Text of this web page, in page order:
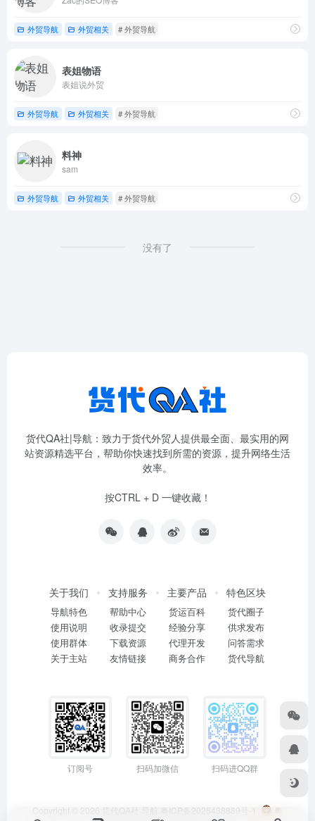
外贸导航 外贸相关 # 外贸导航
表姐物语
表姐说外贸
外贸导航 外贸相关 # 外贸导航
料神
sam
外贸导航 外贸相关 # 外贸导航
没有了
货代QA社|导航：致力于货代外贸人提供最全面、最实用的网
站资源精选平台，帮助你快速找到所需的资源，提升网络生活
效率。
按CTRL + D 一键收藏！
关于我们
导航特色
使用说明
使用群体
关于主站
支持服务
帮助中心
收录提交
下载资源
友情链接
主要产品
货运百科
经验分享
代理开发
商务合作
特色区块
货代圈子
供求发布
问答需求
货代导航
订阅号 扫码加微信 扫码进QQ群
Copyright © 2026 货代QA社·导航 粤ICP备2025438889号-1
粤